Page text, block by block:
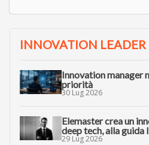
INNOVATION LEADER
Innovation manager
priorità
30 Lug 2026
Elemaster crea un
deep tech, alla
29 Lug 2026